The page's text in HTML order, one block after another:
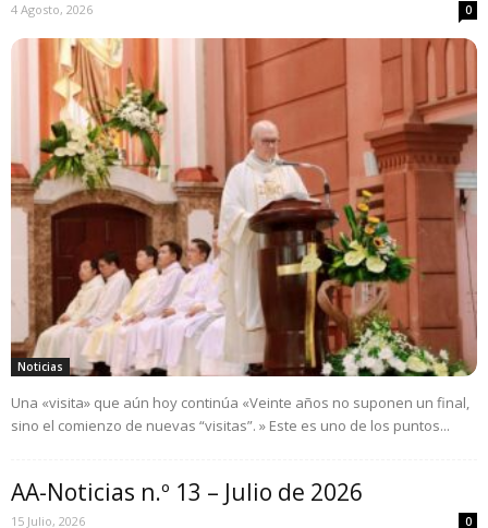
4 Agosto, 2026 0
Noticias
Una «visita» que aún hoy continúa «Veinte años no suponen un final,
sino el comienzo de nuevas “visitas”. » Este es uno de los puntos...
AA-Noticias n.º 13 – Julio de 2026
15 Julio, 2026 0